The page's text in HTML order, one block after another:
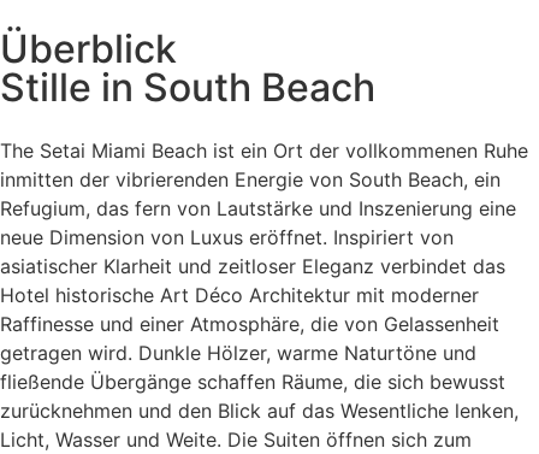
Überblick
Stille in South Beach
The Setai Miami Beach ist ein Ort der vollkommenen Ruhe
inmitten der vibrierenden Energie von South Beach, ein
Refugium, das fern von Lautstärke und Inszenierung eine
neue Dimension von Luxus eröffnet. Inspiriert von
asiatischer Klarheit und zeitloser Eleganz verbindet das
Hotel historische Art Déco Architektur mit moderner
Raffinesse und einer Atmosphäre, die von Gelassenheit
getragen wird. Dunkle Hölzer, warme Naturtöne und
fließende Übergänge schaffen Räume, die sich bewusst
zurücknehmen und den Blick auf das Wesentliche lenken,
Licht, Wasser und Weite. Die Suiten öffnen sich zum